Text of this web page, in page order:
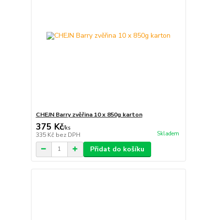
CHEJN Barry zvěřina 10 x 850g karton
375 Kč/ks
335 Kč bez DPH Skladem
Přidat do košíku